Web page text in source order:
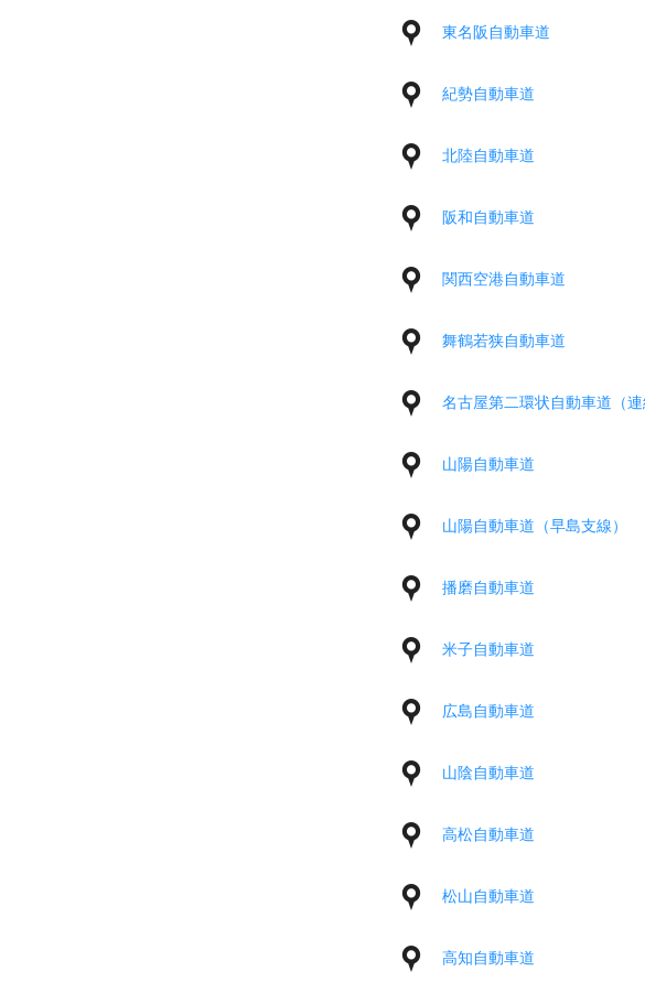
東名阪自動車道
紀勢自動車道
北陸自動車道
阪和自動車道
関西空港自動車道
舞鶴若狭自動車道
名古屋第二環状自動車道（
山陽自動車道
山陽自動車道（早島支線）
播磨自動車道
米子自動車道
広島自動車道
山陰自動車道
高松自動車道
松山自動車道
高知自動車道